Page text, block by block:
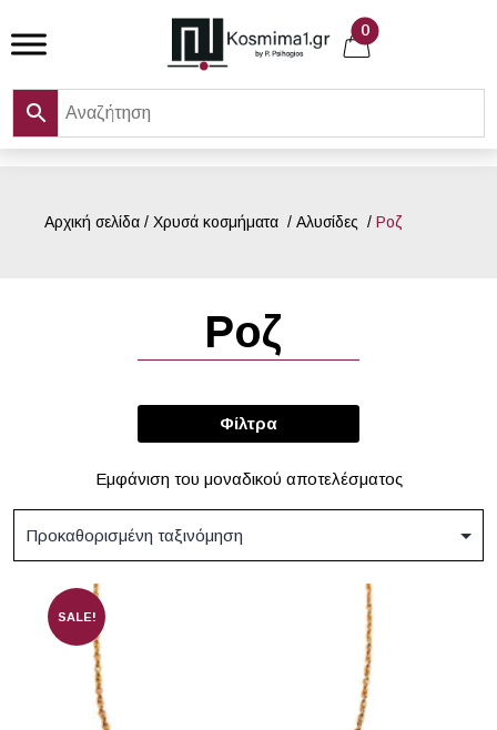
to
0
Αρχική σελίδα / Χρυσά κοσμήματα / Αλυσίδες / Ροζ
Ροζ
Φίλτρα
Εμφάνιση του μοναδικού αποτελέσματος
SALE!